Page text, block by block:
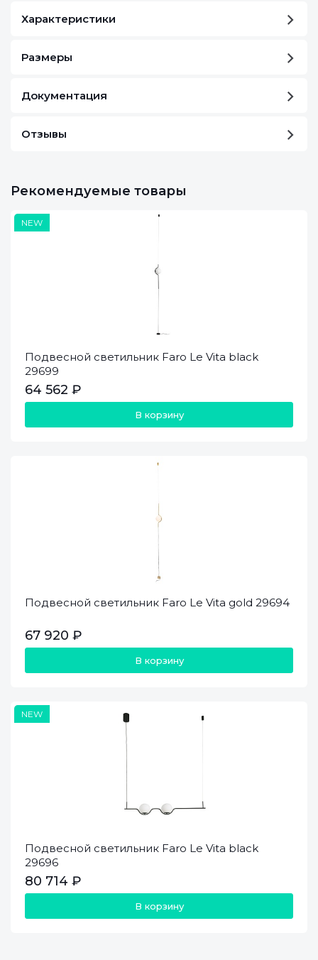
Характеристики
Размеры
Документация
Отзывы
Рекомендуемые товары
NEW
Подвесной светильник Faro Le Vita black
29699
64 562 ₽
В корзину
Подвесной светильник Faro Le Vita gold 29694
67 920 ₽
В корзину
NEW
Подвесной светильник Faro Le Vita black
29696
80 714 ₽
В корзину